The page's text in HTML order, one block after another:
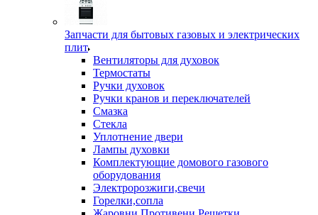
Запчасти для бытовых газовых и электрических
плит
Вентиляторы для духовок
Термостаты
Ручки духовок
Ручки кранов и переключателей
Смазка
Стекла
Уплотнение двери
Лампы духовки
Комплектующие домового газового
оборудования
Электророзжиги,свечи
Горелки,сопла